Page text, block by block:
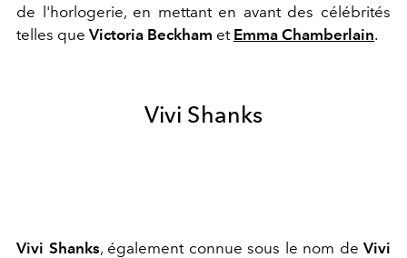
de l'horlogerie, en mettant en avant des célébrités
telles que Victoria Beckham et Emma Chamberlain.
Vivi Shanks
Vivi Shanks, également connue sous le nom de Vivi